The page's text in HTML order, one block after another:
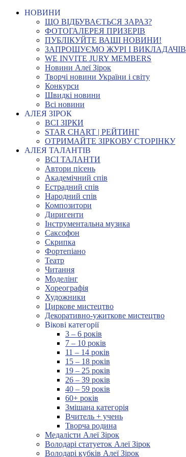
НОВИНИ
ЩО ВІДБУВАЄТЬСЯ ЗАРАЗ?
ФОТОГАЛЕРЕЯ ПРИЗЕРІВ
ПУБЛІКУЙТЕ ВАШІ НОВИНИ!
ЗАПРОШУЄМО ЖУРІ І ВИКЛАДАЧІВ
WE INVITE JURY MEMBERS
Новини Алеї Зірок
Творчі новини України і світу
Конкурси
Швидкі новини
Всі новини
АЛЕЯ ЗІРОК
ВСІ ЗІРКИ
STAR CHART | РЕЙТИНГ
ОТРИМАЙТЕ ЗІРКОВУ СТОРІНКУ
АЛЕЯ ТАЛАНТІВ
ВСІ ТАЛАНТИ
Автори пісень
Академічний спів
Естрадний спів
Народний спів
Композитори
Диригенти
Інструментальна музика
Саксофон
Скрипка
Фортепіано
Театр
Читання
Моделінг
Хореографія
Художники
Циркове мистецтво
Декоративно-ужиткове мистецтво
Вікові категорії
3 – 6 років
7 – 10 років
11 – 14 років
15 – 18 років
19 – 25 років
26 – 39 років
40 – 59 років
60+ років
Змішана категорія
Вчитель + учень
Творча родина
Медалісти Алеї Зірок
Володарі статуеток Алеї Зірок
Володарі кубків Алеї Зірок